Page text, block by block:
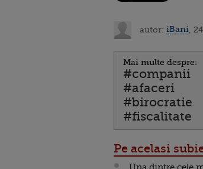
autor: iBani ,
Mai multe despre:
#companii
#afaceri
#birocratie
#fiscalitate
Pe acelasi